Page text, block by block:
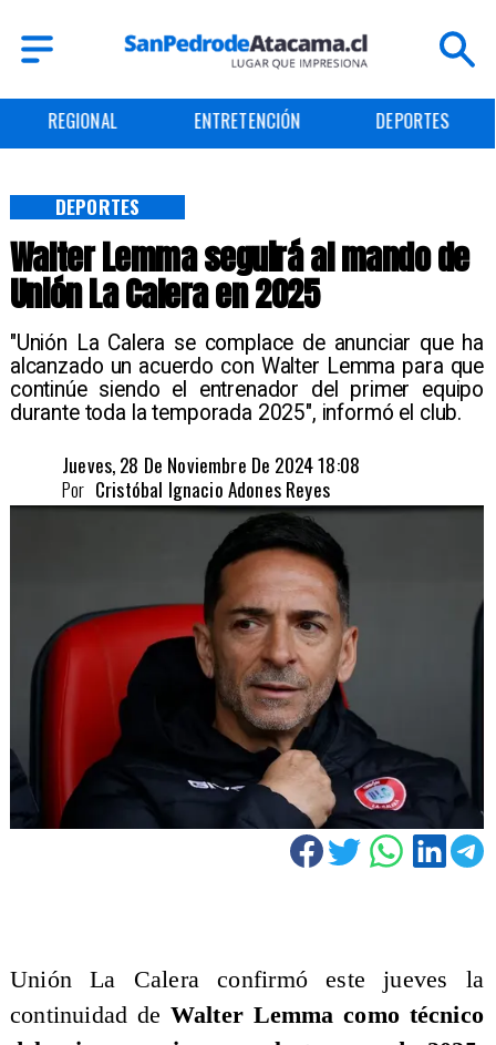
ENTRETENCIÓN DEPORTES CULTURA
Walter Lemma seguirá al mando de
Unión La Calera en 2025
​"Unión La Calera se complace de anunciar que ha
alcanzado un acuerdo con Walter Lemma para que
continúe siendo el entrenador del primer equipo
durante toda la temporada 2025", informó el club.
DEPORTES
Jueves, 28 De Noviembre De 2024 18:08
Cristóbal Ignacio Adones Reyes
Por
Unión La Calera confirmó este jueves la
continuidad de Walter Lemma como técnico